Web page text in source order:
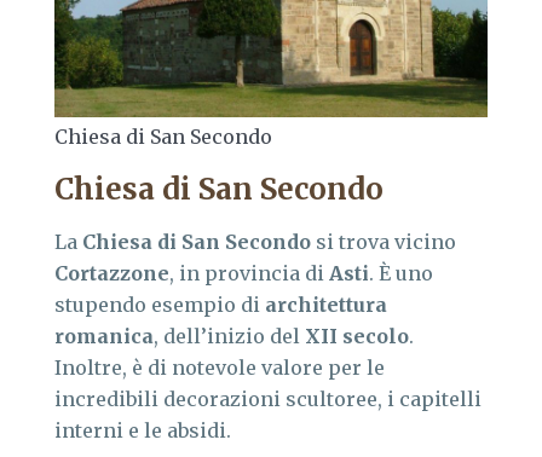
Chiesa di San Secondo
Chiesa di San Secondo
La Chiesa di San Secondo si trova vicino
Cortazzone, in provincia di Asti. È uno
stupendo esempio di architettura
romanica, dell’inizio del XII secolo.
Inoltre, è di notevole valore per le
incredibili decorazioni scultoree, i capitelli
interni e le absidi.